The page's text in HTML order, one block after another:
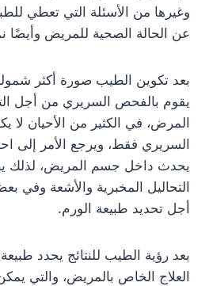
وغيرها من الأسئلة التي تعطي
عن الحالة الصحية للمريض وأيضًا
بعد تكوين الطيب صورة أكثر
يقوم بالفحص السريري من أجل
المرض، في الكثير من الأحيان لا
السريري فقط، ويرجع الأمر إلى
يحدث داخل جسم المريض، لذلك
التحاليل المخبرية والأشعة
أجل تحديد طبيعة الورم.
بعد رؤية الطيب للنتائج يحدد
العلاج الخاص بالمريض، والتي